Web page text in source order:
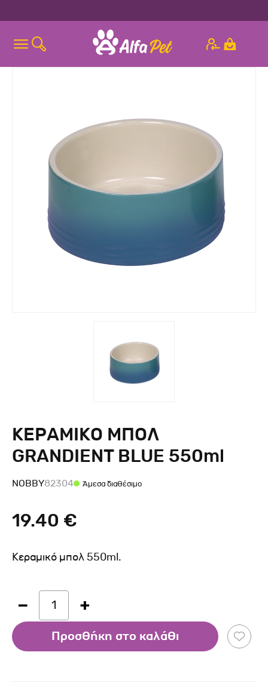
ΚΕΡΑΜΙΚΟ ΜΠΟΛ
GRANDIENT BLUE 550ml
NOBBY82304 Άμεσα διαθέσιμο
19.40 €
Κεραμικό μπολ 550ml.
1
Προσθήκη στο καλάθι